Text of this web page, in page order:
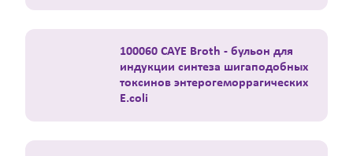
100060 CAYE Broth - бульон для
индукции синтеза шигаподобных
токсинов энтерогеморрагических
E.coli